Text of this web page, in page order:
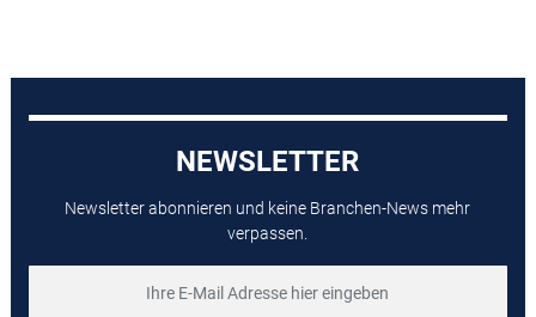
NEWSLETTER
Newsletter abonnieren und keine Branchen-News mehr
verpassen.